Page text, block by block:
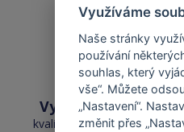
Vysoká kvalita
kvalita je srovnatelná s
Využíváme
Naše stránky
používání
souhlas, který
vše“. Můžete
„Nastavení“.
změnit přes